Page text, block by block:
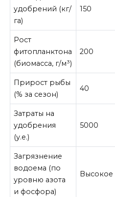
удобрений (кг/
га)
150
Рост
фитопланктона
(биомасса, г/м³)
200
Прирост рыбы
(% за сезон)
40
Затраты на
удобрения
(у.е.)
5000
Загрязнение
водоема (по
уровню азота
и фосфора)
Высокое